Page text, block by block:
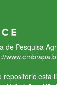
de Pesquisa
repositório está